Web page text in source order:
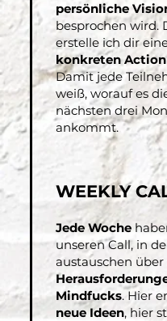
WEEKLY
Jede Woche
unseren Call, in
austauschen über
Mindfucks. Hier
neue Ideen, hier
persönliche
besprochen wird.
erstelle ich dir
konkreten
Damit jede
weiß, worauf es
nächsten drei
ankommt.